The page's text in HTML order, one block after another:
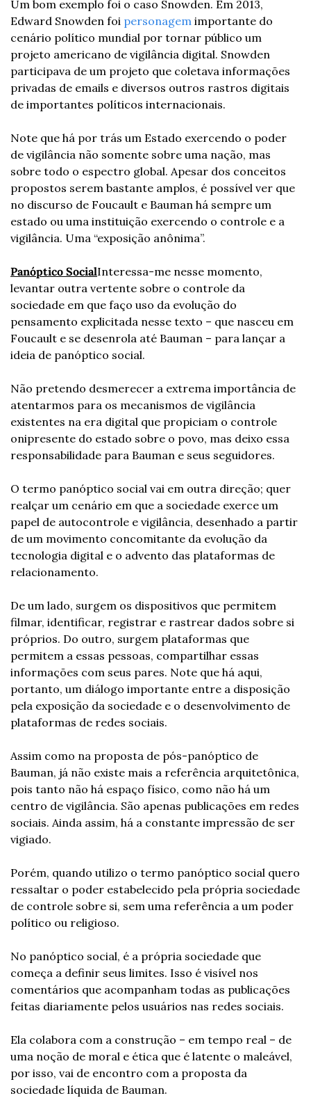
Um bom exemplo foi o caso Snowden. Em 2013,
Edward Snowden foi personagem importante do
cenário político mundial por tornar público um
projeto americano de vigilância digital. Snowden
participava de um projeto que coletava informações
privadas de emails e diversos outros rastros digitais
de importantes políticos internacionais.
Note que há por trás um Estado exercendo o poder
de vigilância não somente sobre uma nação, mas
sobre todo o espectro global. Apesar dos conceitos
propostos serem bastante amplos, é possível ver que
no discurso de Foucault e Bauman há sempre um
estado ou uma instituição exercendo o controle e a
vigilância. Uma “exposição anônima”.
Panóptico SocialInteressa-me nesse momento,
levantar outra vertente sobre o controle da
sociedade em que faço uso da evolução do
pensamento explicitada nesse texto – que nasceu em
Foucault e se desenrola até Bauman – para lançar a
ideia de panóptico social.
Não pretendo desmerecer a extrema importância de
atentarmos para os mecanismos de vigilância
existentes na era digital que propiciam o controle
onipresente do estado sobre o povo, mas deixo essa
responsabilidade para Bauman e seus seguidores.
O termo panóptico social vai em outra direção; quer
realçar um cenário em que a sociedade exerce um
papel de autocontrole e vigilância, desenhado a partir
de um movimento concomitante da evolução da
tecnologia digital e o advento das plataformas de
relacionamento.
De um lado, surgem os dispositivos que permitem
filmar, identificar, registrar e rastrear dados sobre si
próprios. Do outro, surgem plataformas que
permitem a essas pessoas, compartilhar essas
informações com seus pares. Note que há aqui,
portanto, um diálogo importante entre a disposição
pela exposição da sociedade e o desenvolvimento de
plataformas de redes sociais.
Assim como na proposta de pós-panóptico de
Bauman, já não existe mais a referência arquitetônica,
pois tanto não há espaço físico, como não há um
centro de vigilância. São apenas publicações em redes
sociais. Ainda assim, há a constante impressão de ser
vigiado.
Porém, quando utilizo o termo panóptico social quero
ressaltar o poder estabelecido pela própria sociedade
de controle sobre si, sem uma referência a um poder
político ou religioso.
No panóptico social, é a própria sociedade que
começa a definir seus limites. Isso é visível nos
comentários que acompanham todas as publicações
feitas diariamente pelos usuários nas redes sociais.
Ela colabora com a construção – em tempo real – de
uma noção de moral e ética que é latente o maleável,
por isso, vai de encontro com a proposta da
sociedade líquida de Bauman.